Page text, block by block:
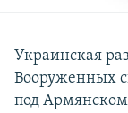
Украинская
Вооруженных
под Армянском